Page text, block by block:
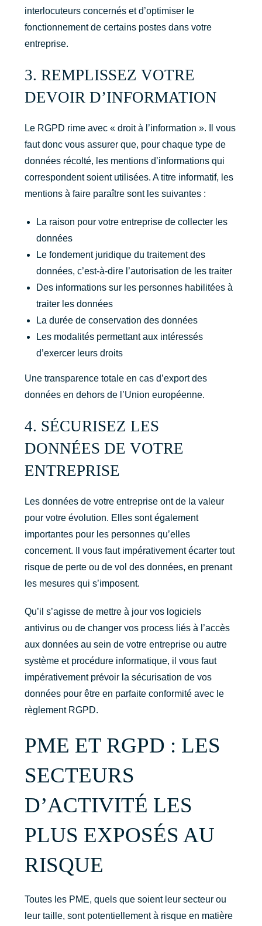
interlocuteurs concernés et d’optimiser le
fonctionnement de certains postes dans votre
entreprise.
3. REMPLISSEZ VOTRE
DEVOIR D’INFORMATION
Le RGPD rime avec « droit à l’information ». Il vous
faut donc vous assurer que, pour chaque type de
données récolté, les mentions d’informations qui
correspondent soient utilisées. A titre informatif, les
mentions à faire paraître sont les suivantes :
La raison pour votre entreprise de collecter les
données
Le fondement juridique du traitement des
données, c’est-à-dire l’autorisation de les traiter
Des informations sur les personnes habilitées à
traiter les données
La durée de conservation des données
Les modalités permettant aux intéressés
d’exercer leurs droits
Une transparence totale en cas d’export des
données en dehors de l’Union européenne.
4. SÉCURISEZ LES
DONNÉES DE VOTRE
ENTREPRISE
Les données de votre entreprise ont de la valeur
pour votre évolution. Elles sont également
importantes pour les personnes qu’elles
concernent. Il vous faut impérativement écarter tout
risque de perte ou de vol des données, en prenant
les mesures qui s’imposent.
Qu’il s’agisse de mettre à jour vos logiciels
antivirus ou de changer vos process liés à l’accès
aux données au sein de votre entreprise ou autre
système et procédure informatique, il vous faut
impérativement prévoir la sécurisation de vos
données pour être en parfaite conformité avec le
règlement RGPD.
PME ET RGPD : LES
SECTEURS
D’ACTIVITÉ LES
PLUS EXPOSÉS AU
RISQUE
Toutes les PME, quels que soient leur secteur ou
leur taille, sont potentiellement à risque en matière